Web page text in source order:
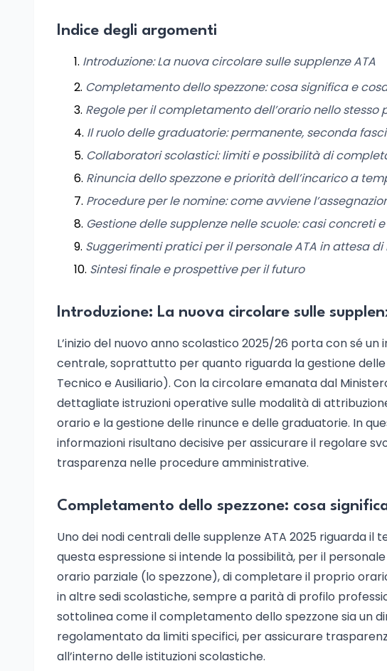
Indice degli argomenti
Introduzione: La nuova circolare sulle supplenze ATA
Completamento dello spezzone: cosa significa e
Regole per il completamento dell’orario nello stesso
Il ruolo delle graduatorie: permanente, seconda
Collaboratori scolastici: limiti e possibilità di
Rinuncia dello spezzone e priorità dell’incarico a
Procedure per le nomine: come avviene
Gestione delle supplenze nelle scuole: casi concreti
Suggerimenti pratici per il personale ATA in attesa
Sintesi finale e prospettive per il futuro
Introduzione: La nuova circolare sulle
L’inizio del nuovo anno scolastico 2025/26 porta con sé
centrale, soprattutto per quanto riguarda la gestione
Tecnico e Ausiliario). Con la circolare emanata dal
dettagliate istruzioni operative sulle modalità di
orario e la gestione delle rinunce e delle graduatorie. In
informazioni risultano decisive per assicurare il regolare
trasparenza nelle procedure amministrative.
Completamento dello spezzone: cosa
Uno dei nodi centrali delle supplenze ATA 2025 riguarda
questa espressione si intende la possibilità, per il
orario parziale (lo spezzone), di completare il proprio
in altre sedi scolastiche, sempre a parità di profilo
sottolinea come il completamento dello spezzone sia un
regolamentato da limiti specifici, per assicurare
all’interno delle istituzioni scolastiche.